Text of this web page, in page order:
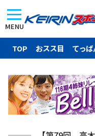
MENU
TOP おスス目 てっ